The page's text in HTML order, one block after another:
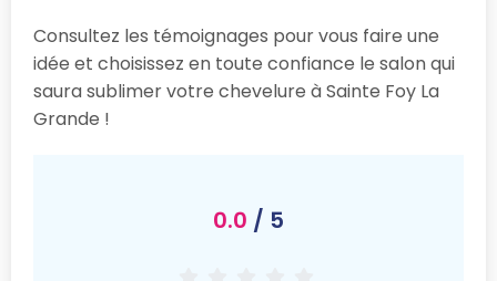
Consultez les témoignages pour vous faire une
idée et choisissez en toute confiance le salon qui
saura sublimer votre chevelure à Sainte Foy La
Grande !
0.0 / 5